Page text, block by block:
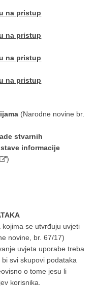
na pristup
na pristup
na pristup
na pristup
(Narodne novine br.
stvarnih
informacije
)
se utvrđuju uvjeti
novine, br. 67/17)
uvjeta uporabe treba
svi skupovi podataka
o tome jesu li
korisnika.